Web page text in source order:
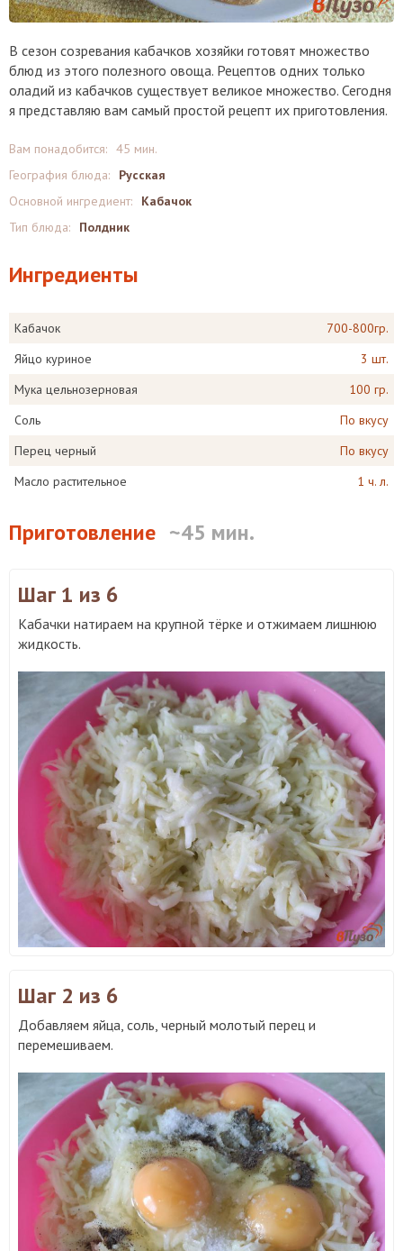
В сезон созревания кабачков хозяйки готовят множество
блюд из этого полезного овоща. Рецептов одних только
оладий из кабачков существует великое множество. Сегодня
я представляю вам самый простой рецепт их приготовления.
Вам понадобится: 45 мин.
География блюда:
Русская
Основной ингредиент:
Кабачок
Тип блюда:
Полдник
Ингредиенты
Кабачок
700-800гр.
Яйцо куриное
3 шт.
Мука цельнозерновая
100 гр.
Соль
По вкусу
Перец черный
По вкусу
Масло растительное
1 ч. л.
Приготовление ~45 мин.
Шаг 1 из 6
Кабачки натираем на крупной тёрке и отжимаем лишнюю
жидкость.
Шаг 2 из 6
Добавляем яйца, соль, черный молотый перец и
перемешиваем.